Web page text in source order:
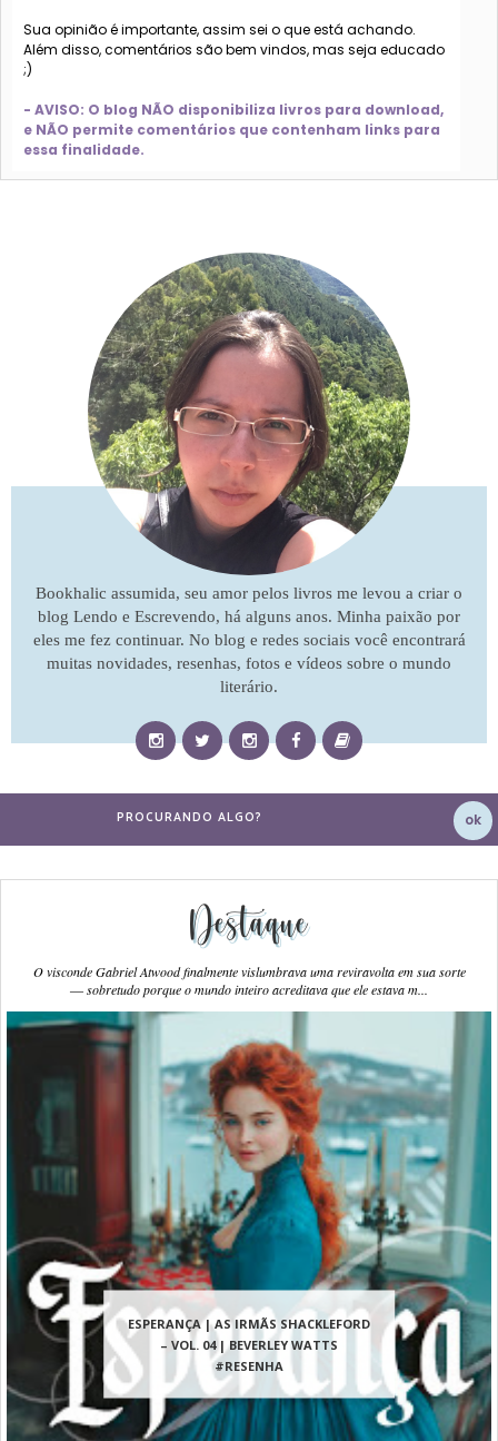
Sua opinião é importante, assim sei o que está achando.
Além disso, comentários são bem vindos, mas seja educado
;)
- AVISO: O blog NÃO disponibiliza livros para download,
e NÃO permite comentários que contenham links para
essa finalidade.
Bookhalic assumida, seu amor pelos livros me levou a criar o
blog Lendo e Escrevendo, há alguns anos. Minha paixão por
eles me fez continuar. No blog e redes sociais você encontrará
muitas novidades, resenhas, fotos e vídeos sobre o mundo
literário.
Destaque
ESPERANÇA | AS IRMÃS SHACKLEFORD
– VOL. 04 | BEVERLEY WATTS
#RESENHA
O visconde Gabriel Atwood finalmente vislumbrava uma reviravolta em sua sorte
― sobretudo porque o mundo inteiro acreditava que ele estava m...